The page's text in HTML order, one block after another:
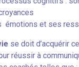
émotions et ses
se doit d’acquérir
réussir à